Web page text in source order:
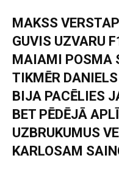
MAKSS
GUVIS UZVARU
MAIAMI POSMA
TIKMĒR
BIJA PACĒLIES
BET PĒDĒJĀ
UZBRUKUMUS
KARLOSAM